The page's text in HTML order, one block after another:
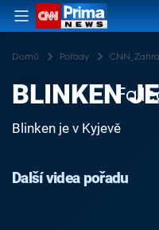
Domů Pořady
BLINKEN
Blinken je v Kyjevě
Další videa pořadu